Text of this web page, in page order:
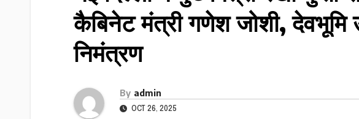
कैबिनेट मंत्री गणेश जोशी, देवभूमि
निमंत्रण
By admin
OCT 26, 2025